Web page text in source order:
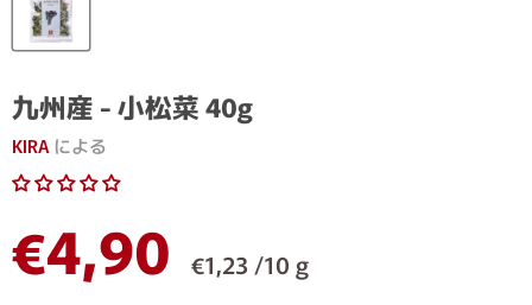
九州産 - 小松菜 40g
KIRA による
現在の価格
€4,90
€1,23 /10 g